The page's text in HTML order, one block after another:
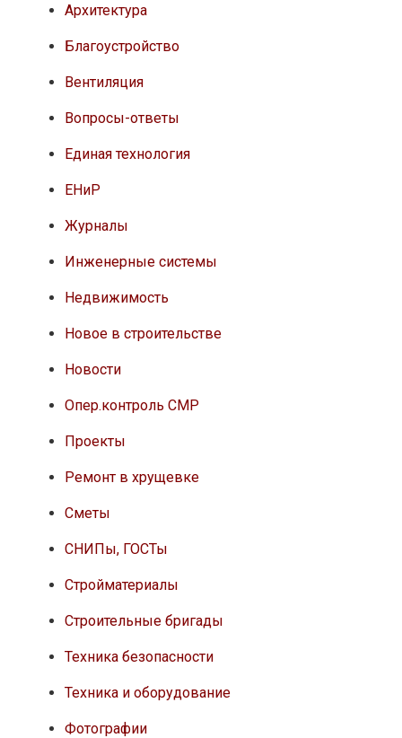
Архитектура
Благоустройство
Вентиляция
Вопросы-ответы
Единая технология
ЕНиР
Журналы
Инженерные системы
Недвижимость
Новое в строительстве
Новости
Опер.контроль СМР
Проекты
Ремонт в хрущевке
Сметы
СНИПы, ГОСТы
Стройматериалы
Строительные бригады
Техника безопасности
Техника и оборудование
Фотографии